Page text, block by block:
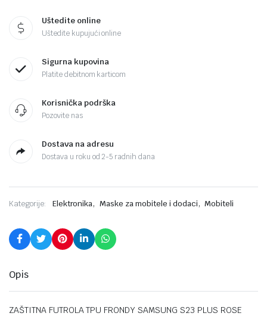
Uštedite online
Uštedite kupujući online
Sigurna kupovina
Platite debitnom karticom
Korisnička podrška
Pozovite nas
Dostava na adresu
Dostava u roku od 2-5 radnih dana
Kategorije: Elektronika, Maske za mobitele i dodaci, Mobiteli
Opis
ZAŠTITNA FUTROLA TPU FRONDY SAMSUNG S23 PLUS ROSE